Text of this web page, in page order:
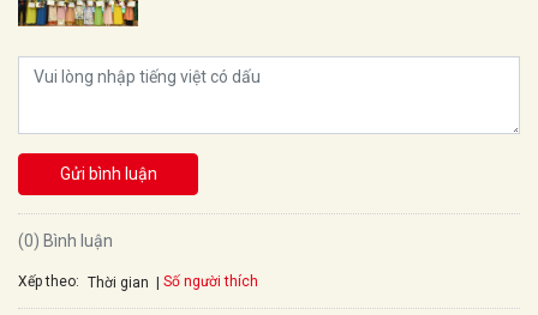
Gửi bình luận
(0) Bình luận
Xếp theo: Thời gian Số người thích